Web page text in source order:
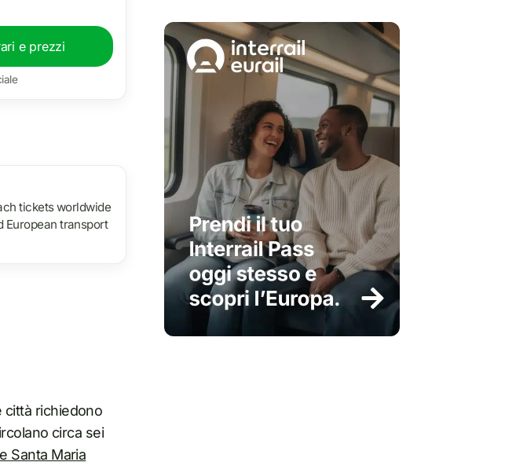
e prezzi
tickets worldwide
European transport
città richiedono
circa sei
Santa Maria